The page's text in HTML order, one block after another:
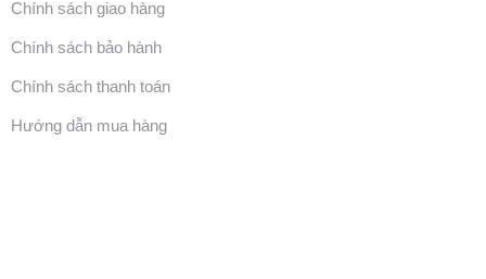
Chính sách giao hàng
Chính sách bảo hành
Chính sách thanh toán
Hướng dẫn mua hàng